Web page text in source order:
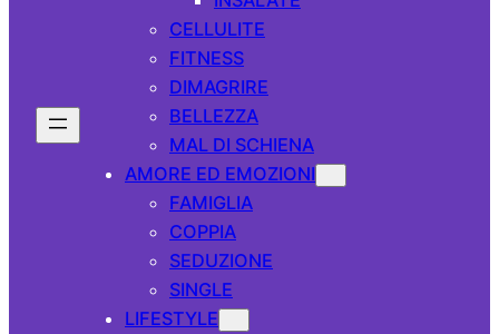
CELLULITE
FITNESS
DIMAGRIRE
BELLEZZA
MAL DI SCHIENA
AMORE ED EMOZIONI
FAMIGLIA
COPPIA
SEDUZIONE
SINGLE
LIFESTYLE